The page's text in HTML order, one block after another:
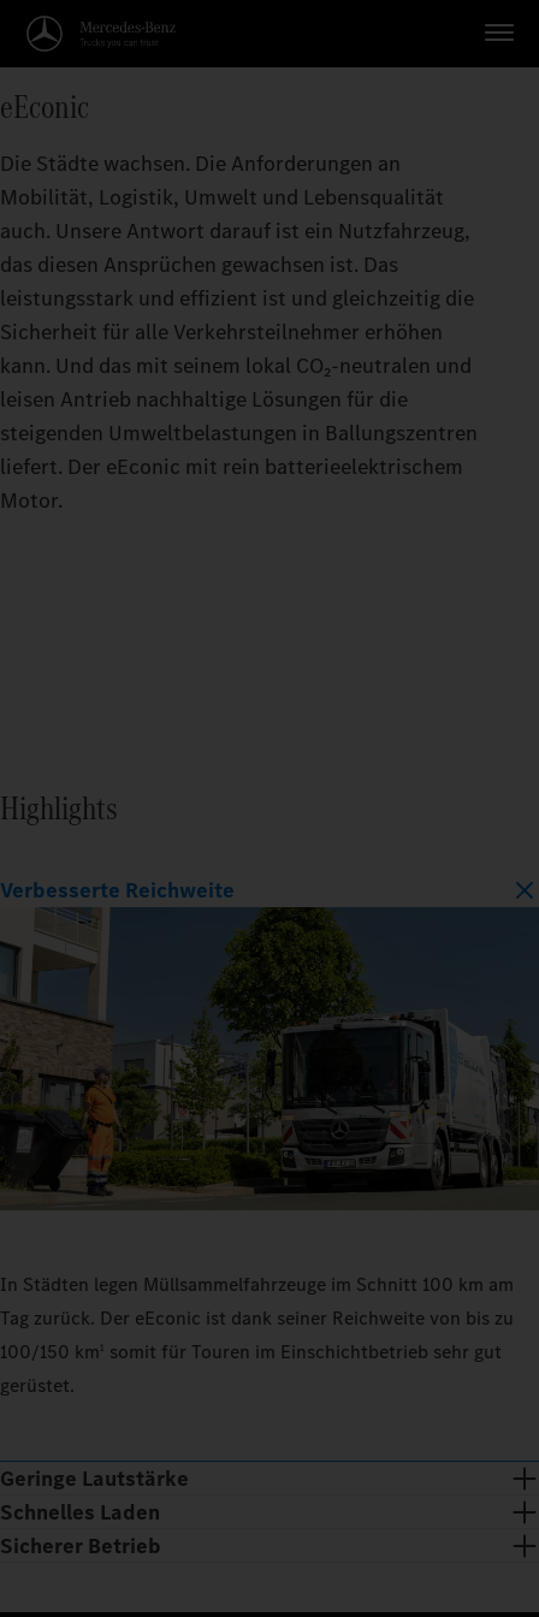
eEconic
Die Städte wachsen. Die Anforderungen an
Mobilität, Logistik, Umwelt und Lebensqualität
auch. Unsere Antwort darauf ist ein Nutzfahrzeug,
das diesen Ansprüchen gewachsen ist. Das
leistungsstark und effizient ist und gleichzeitig die
Sicherheit für alle Verkehrsteilnehmer erhöhen
kann. Und das mit seinem lokal CO₂‑neutralen und
leisen Antrieb nachhaltige Lösungen für die
steigenden Umweltbelastungen in Ballungszentren
liefert. Der eEconic mit rein batterieelektrischem
Motor.
Highlights
Verbesserte Reichweite
In Städten legen Müllsammelfahrzeuge im Schnitt 100 km am
Tag zurück. Der eEconic ist dank seiner Reichweite von bis zu
100/150 km1 somit für Touren im Einschichtbetrieb sehr gut
gerüstet.
Geringe Lautstärke
Schnelles Laden
Sicherer Betrieb